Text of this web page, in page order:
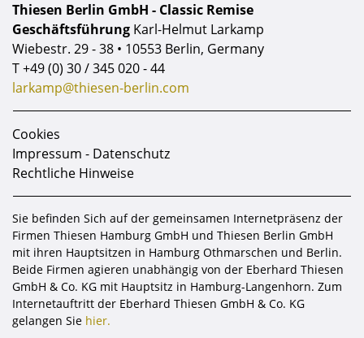
Thiesen Berlin GmbH - Classic Remise
Geschäftsführung Karl-Helmut Larkamp
Wiebestr. 29 - 38 • 10553 Berlin, Germany
T+49 (0) 30 / 345 020 - 44
larkamp@thiesen-berlin.com
Cookies
Impressum - Datenschutz
Rechtliche Hinweise
Sie befinden Sich auf der gemeinsamen Internetpräsenz der
Firmen Thiesen Hamburg GmbH und Thiesen Berlin GmbH
mit ihren Hauptsitzen in Hamburg Othmarschen und Berlin.
Beide Firmen agieren unabhängig von der Eberhard Thiesen
GmbH & Co. KG mit Hauptsitz in Hamburg-Langenhorn. Zum
Internetauftritt der Eberhard Thiesen GmbH & Co. KG
gelangen Sie hier.